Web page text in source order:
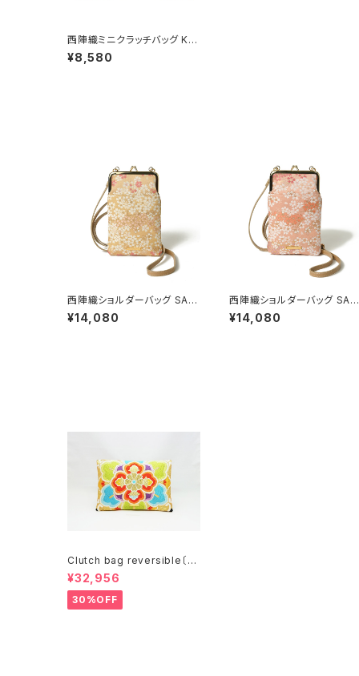
西陣織ミニクラッチバッグ KA
RAKUSA / NMC7
¥8,580
西陣織ショルダーバッグ SAK
URA / NSS1
¥14,080
西陣織ショルダーバッグ SAK
URA / NSS2
¥14,080
Clutch bag reversible〔一
点物〕C077R
¥32,956
30%OFF